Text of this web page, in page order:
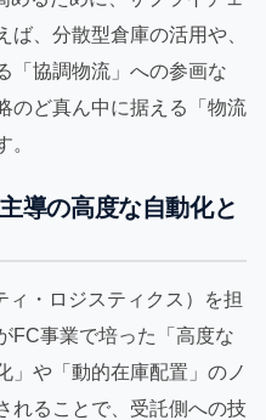
、分散型倉庫の活用や、
「協調物流」への参画な
のど真ん中に据える「物流
。
導の高度な自動化と
・ロジスティクス）を担
FC事業で培った「高度な
」や「動的在庫配置」のノ
れることで、受託側への技